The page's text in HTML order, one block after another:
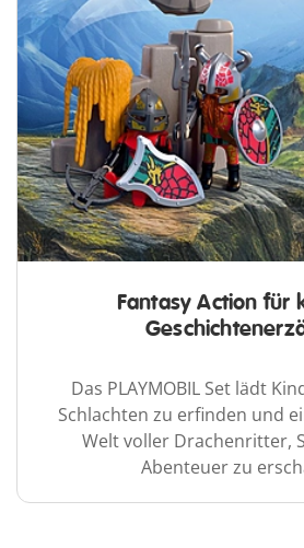
Fantasy Action für
Das PLAYMOBIL Set lädt
Schlachten zu erfinden und
Welt voller Drachenritter,
Abenteuer zu